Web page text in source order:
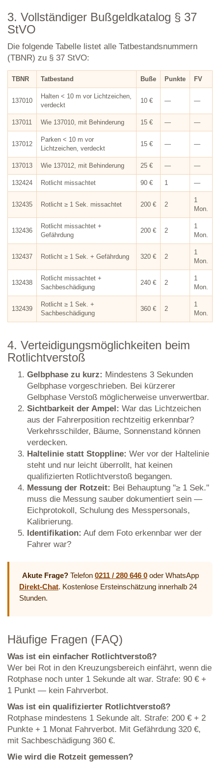
3. Vollständiger Bußgeldkatalog § 37
StVO
Die folgende Tabelle listet alle Tatbestandsnummern
(TBNR) zu § 37 StVO:
TBNR Tatbestand Buße Punkte FV
137010
Halten < 10 m vor Lichtzeichen,
verdeckt
10 € — —
137011 Wie 137010, mit Behinderung 15 € — —
137012
Parken < 10 m vor
Lichtzeichen, verdeckt
15 € — —
137013 Wie 137012, mit Behinderung 25 € — —
132424 Rotlicht missachtet 90 € 1 —
132435 Rotlicht ≥ 1 Sek. missachtet 200 € 2
1
Mon.
132436
Rotlicht missachtet +
Gefährdung
200 € 2
1
Mon.
132437 Rotlicht ≥ 1 Sek. + Gefährdung 320 € 2
1
Mon.
132438
Rotlicht missachtet +
Sachbeschädigung
240 € 2
1
Mon.
132439
Rotlicht ≥ 1 Sek. +
Sachbeschädigung
360 € 2
1
Mon.
4. Verteidigungsmöglichkeiten beim
Rotlichtverstoß
Gelbphase zu kurz: Mindestens 3 Sekunden
Gelbphase vorgeschrieben. Bei kürzerer
Gelbphase Verstoß möglicherweise unverwertbar.
Sichtbarkeit der Ampel: War das Lichtzeichen
aus der Fahrerposition rechtzeitig erkennbar?
Verkehrsschilder, Bäume, Sonnenstand können
verdecken.
Haltelinie statt Stoppline: Wer vor der Haltelinie
steht und nur leicht überrollt, hat keinen
qualifizierten Rotlichtverstoß begangen.
Messung der Rotzeit: Bei Behauptung "≥ 1 Sek."
muss die Messung sauber dokumentiert sein —
Eichprotokoll, Schulung des Messpersonals,
Kalibrierung.
Identifikation: Auf dem Foto erkennbar wer der
Fahrer war?
Akute Frage? Telefon 0211 / 280 646 0 oder WhatsApp
Direkt-Chat. Kostenlose Ersteinschätzung innerhalb 24
Stunden.
Häufige Fragen (FAQ)
Was ist ein einfacher Rotlichtverstoß?
Wer bei Rot in den Kreuzungsbereich einfährt, wenn die
Rotphase noch unter 1 Sekunde alt war. Strafe: 90 € +
1 Punkt — kein Fahrverbot.
Was ist ein qualifizierter Rotlichtverstoß?
Rotphase mindestens 1 Sekunde alt. Strafe: 200 € + 2
Punkte + 1 Monat Fahrverbot. Mit Gefährdung 320 €,
mit Sachbeschädigung 360 €.
Wie wird die Rotzeit gemessen?